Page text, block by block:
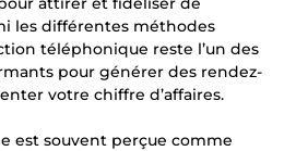
les différentes méthodes
téléphonique reste l’un des
pour générer des rendez-
votre chiffre d’affaires.
est souvent perçue comme